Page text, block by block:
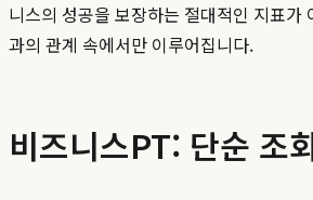
니스의 성공을 보장하는 절대적인 지표
과의 관계 속에서만 이루어집니다.
비즈니스PT: 단순 조